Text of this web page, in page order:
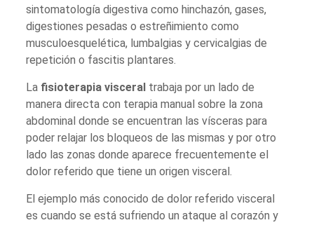
sintomatología digestiva como hinchazón, gases,
digestiones pesadas o estreñimiento como
musculoesquelética, lumbalgias y cervicalgias de
repetición o fascitis plantares.
La fisioterapia visceral trabaja por un lado de
manera directa con terapia manual sobre la zona
abdominal donde se encuentran las vísceras para
poder relajar los bloqueos de las mismas y por otro
lado las zonas donde aparece frecuentemente el
dolor referido que tiene un origen visceral.
El ejemplo más conocido de dolor referido visceral
es cuando se está sufriendo un ataque al corazón y